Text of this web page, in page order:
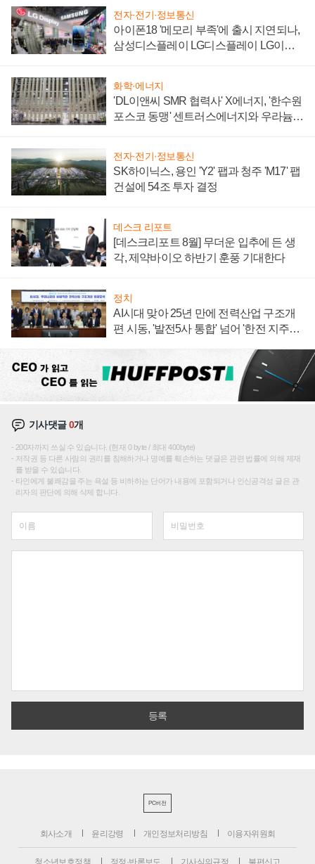
전자·전기·정보통신
아이폰18 '메모리 부족'에 출시 지연되나,
삼성디스플레이 LG디스플레이 LG이노
화학·에너지
'DL이앤씨 SMR 협력사' X에너지, '한수원
포스코 동맹' 센트러스에너지와 우라늄
전자·전기·정보통신
SK하이닉스, 용인 'Y2' 팹과 청주 'M17' 팹
건설에 54조 투자 결정
데스크 리포트
[데스크리포트 8월] 무더운 입추에 든 생
각, 제약바이오 하반기 훈풍 기대한다
정치
AI시대 맞아 25년 만에 전력산업 구조개
편 시동, '발전5사 통합' 넘어 '한전 지주사'
기사댓글0개
200자까지 쓰실 수 있습니다. (현재 0 byte / 최대 400byte)
저작권 등 다른 사람의 권리를 침해하거나 명예를 훼손하는 댓글은 관련 법률에 의해 제재
를 받을 수 있습니다.
타인에게 불쾌감을 주는 욕설 등 비하하는 단어가 내용에 포함되거나 인신공격성 글은 관
리자의 판단에 의해 삭제 합니다.
PC버전
회사소개 윤리강령 개인정보처리방침 이용자위원회